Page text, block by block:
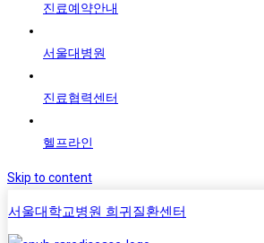
진료예약안내
서울대병원
진료협력센터
헬프라인
Skip to content
서울대학교병원 희귀질환센터